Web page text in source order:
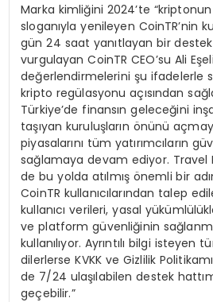
Marka kimliğini 2024’te
sloganıyla yenileyen CoinTR’nin
gün 24 saat yanıtlayan bir
vurgulayan CoinTR CEO’su Ali
değerlendirmelerini şu ifadelerle
kripto regülasyonu açısından
Türkiye’de finansın geleceğini
taşıyan kuruluşların önünü
piyasalarını tüm yatırımcıların
sağlamaya devam ediyor. Travel
de bu yolda atılmış önemli bir
CoinTR kullanıcılarından talep
kullanıcı verileri, yasal
ve platform güvenliğinin
kullanılıyor. Ayrıntılı bilgi isteyen
dilerlerse KVKK ve Gizlilik
de 7/24 ulaşılabilen destek
geçebilir.”